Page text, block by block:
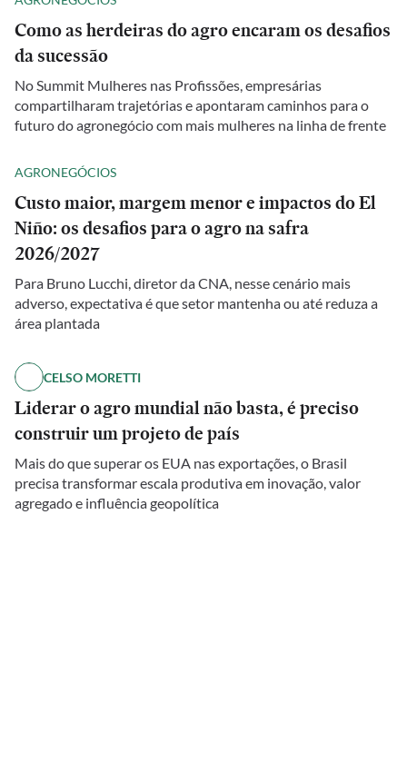
Como as herdeiras do agro encaram os desafios
da sucessão
No Summit Mulheres nas Profissões, empresárias
compartilharam trajetórias e apontaram caminhos para o
futuro do agronegócio com mais mulheres na linha de frente
AGRONEGÓCIOS
Custo maior, margem menor e impactos do El
Niño: os desafios para o agro na safra
2026/2027
Para Bruno Lucchi, diretor da CNA, nesse cenário mais
adverso, expectativa é que setor mantenha ou até reduza a
área plantada
CELSO MORETTI
Liderar o agro mundial não basta, é preciso
construir um projeto de país
Mais do que superar os EUA nas exportações, o Brasil
precisa transformar escala produtiva em inovação, valor
agregado e influência geopolítica